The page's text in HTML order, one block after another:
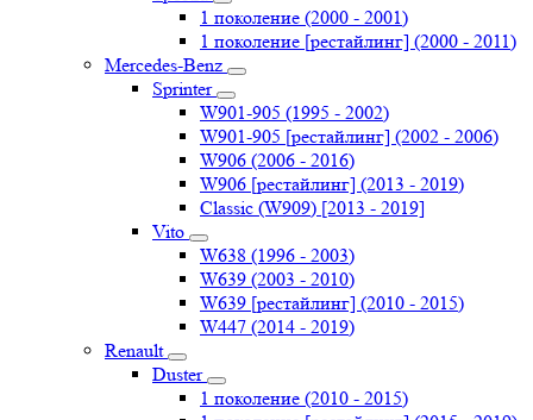
1 поколение (2000 - 2001)
1 поколение [рестайлинг] (2000 - 2011)
Mercedes-Benz
Sprinter
W901-905 (1995 - 2002)
W901-905 [рестайлинг] (2002 - 2006)
W906 (2006 - 2016)
W906 [рестайлинг] (2013 - 2019)
Classic (W909) [2013 - 2019]
Vito
W638 (1996 - 2003)
W639 (2003 - 2010)
W639 [рестайлинг] (2010 - 2015)
W447 (2014 - 2019)
Renault
Duster
1 поколение (2010 - 2015)